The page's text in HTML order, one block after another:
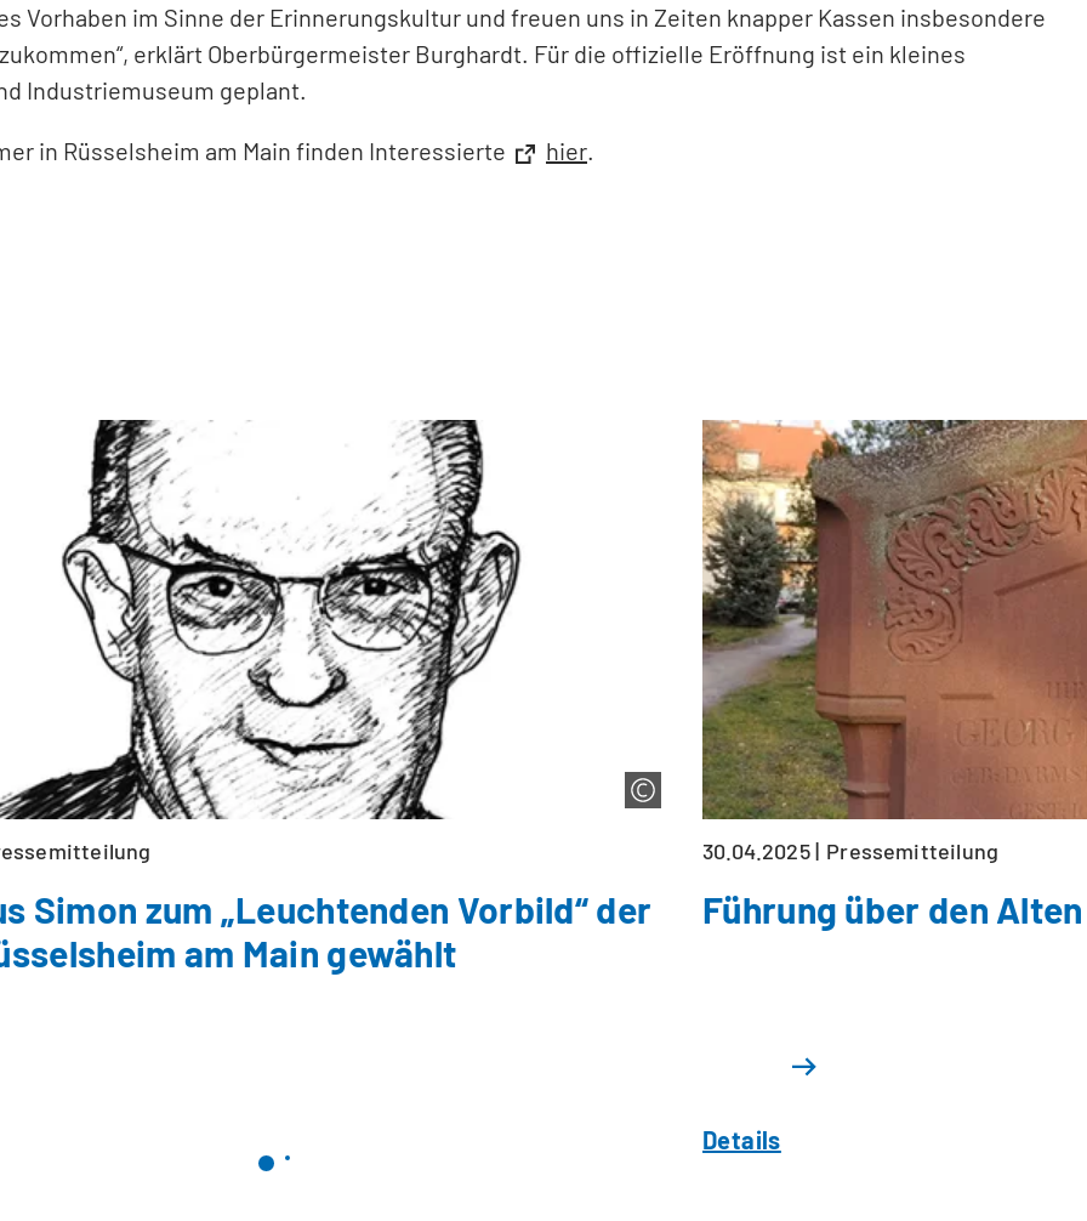
Vorhaben im Sinne der Erinnerungskultur und freuen uns in Zeiten knapper Kassen insbesondere
erklärt Oberbürgermeister Burghardt. Für die offizielle Eröffnung ist ein kleines
Industriemuseum geplant.
in Rüsselsheim am Main finden Interessierte hier.
Simon zum „Leuchtenden Vorbild“ der
am Main gewählt
30.04.2025 Pressemitteilung
Führung über den
Details